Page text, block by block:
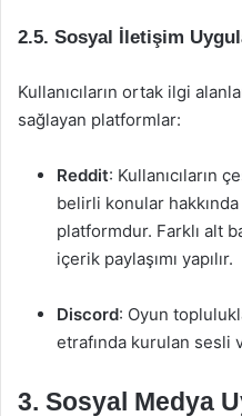
2.5. Sosyal İletişim
Kullanıcıların ortak ilgi
sağlayan platformlar:
Reddit: Kullanıcıların
belirli konular
platformdur. Farklı alt
içerik paylaşımı yapılır.
Discord: Oyun
etrafında kurulan sesli
3. Sosyal Medya